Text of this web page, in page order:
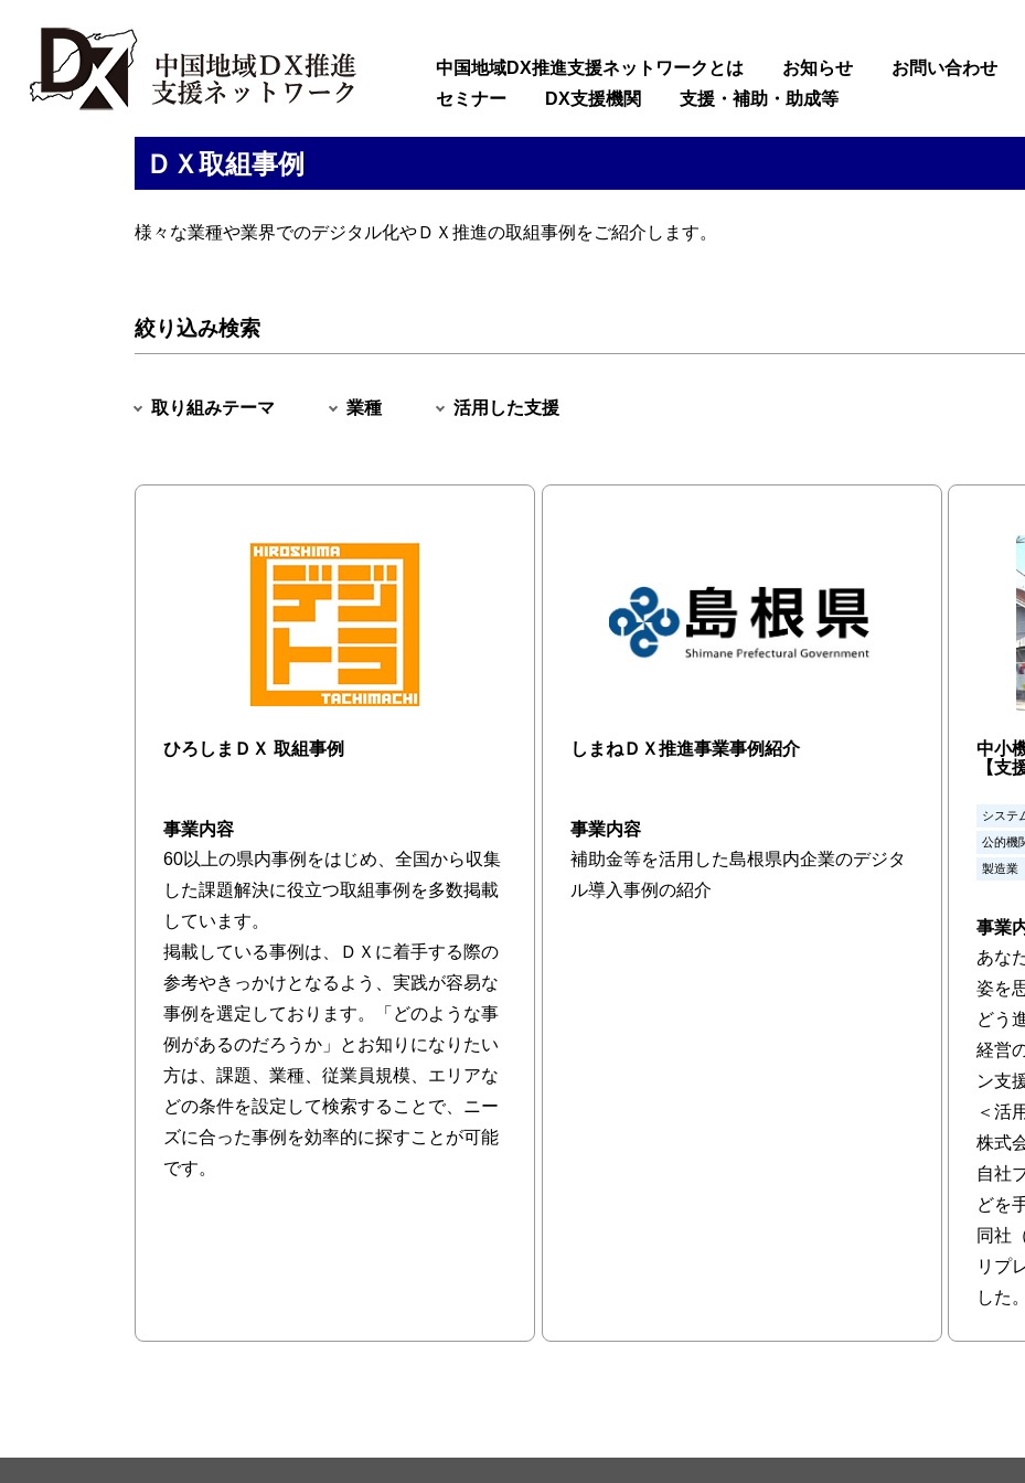
中国地域DX推進支援ネットワークとは お知らせ お問い合わせ
セミナー
DX支援機関 支援・補助・助成等
ＤＸ取組事例
様々な業種や業界でのデジタル化やＤＸ推進の取組事例をご紹介します。
絞り込み検索
取り組みテーマ 業種 活用した支援
ひろしまＤＸ 取組事例
事業内容
60以上の県内事例をはじめ、全国から収集
した課題解決に役立つ取組事例を多数掲載
しています。
掲載している事例は、ＤＸに着手する際の
参考やきっかけとなるよう、実践が容易な
事例を選定しております。 「どのような事
例があるのだろうか」とお知りになりたい
方は、課題、業種、従業員規模、エリアな
どの条件を設定して検索することで、ニー
ズに合った事例を効率的に探すことが可能
です。
しまねＤＸ推進事業事例紹介
事業内容
補助金等を活用した島根県内企業のデジタ
ル導入事例の紹介
中小
【支
システ
公的機
製造業
事業
あな
姿を
どう
経営
ン支
＜活
株式
自社
どを
同社
リプ
した。